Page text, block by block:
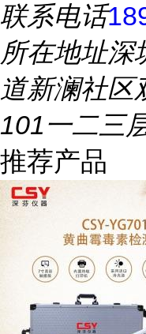
联系电话
所在地址深
道新澜社区
101一二三
推荐产品